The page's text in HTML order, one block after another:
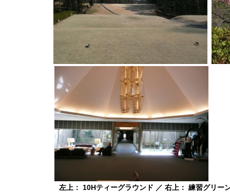
左上： 10Hティーグラウンド ／ 右上： 練習グリー